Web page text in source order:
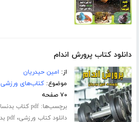
دانلود کتاب پرورش اندام
از: امین حیدریان
موضوع:کتاب‌های ورزشی
۷۰ صفحه
برچسب‌ها:pdf کتاب بدنسازی
دانلود کتاب ورزشی،pdf بدنسازی